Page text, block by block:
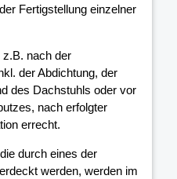
Fertigstellung einzelner
z.B. nach der
der Abdichtung, der
des Dachstuhls oder vor
nach erfolgter
errecht.
durch eines der
werden, werden im